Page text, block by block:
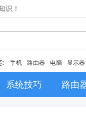
识！
: 手机 路由器 电脑 显示器
系统技巧 路由